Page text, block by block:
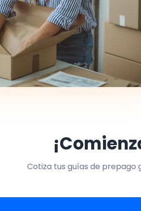
Cotiza tus guías de prepago